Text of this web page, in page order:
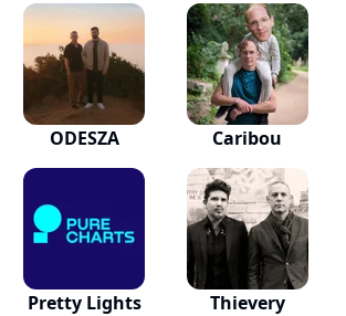
ODESZA Caribou
Pretty Lights
Thievery